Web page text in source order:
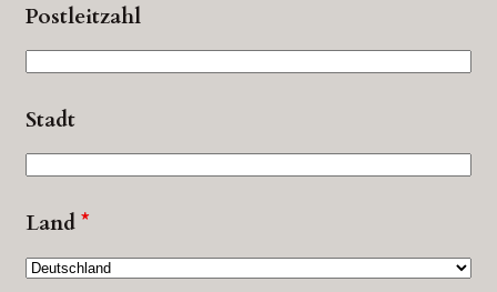
Postleitzahl
Stadt
Land*